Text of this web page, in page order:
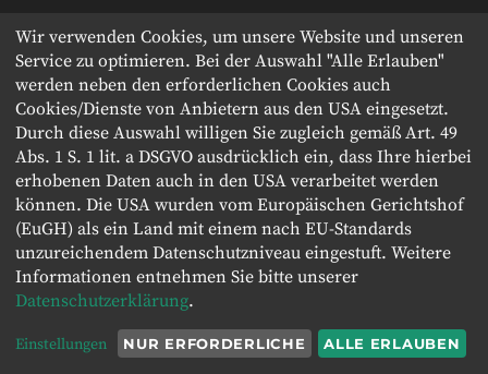
Wir verwenden Cookies, um unsere Website und unseren
Service zu optimieren. Bei der Auswahl "Alle Erlauben"
werden neben den erforderlichen Cookies auch
Cookies/Dienste von Anbietern aus den USA eingesetzt.
Durch diese Auswahl willigen Sie zugleich gemäß Art. 49
Abs. 1 S. 1 lit. a DSGVO ausdrücklich ein, dass Ihre hierbei
erhobenen Daten auch in den USA verarbeitet werden
können. Die USA wurden vom Europäischen Gerichtshof
(EuGH) als ein Land mit einem nach EU-Standards
unzureichendem Datenschutzniveau eingestuft. Weitere
Informationen entnehmen Sie bitte unserer
Datenschutzerklärung.
Einstellungen NUR ERFORDERLICHE ALLE ERLAUBEN